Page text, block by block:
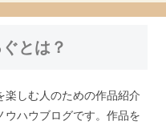
とは？
楽しむ人のための作品紹介
ウハウブログです。作品を